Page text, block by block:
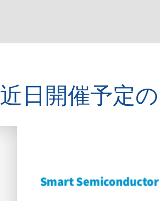
近日開催予定